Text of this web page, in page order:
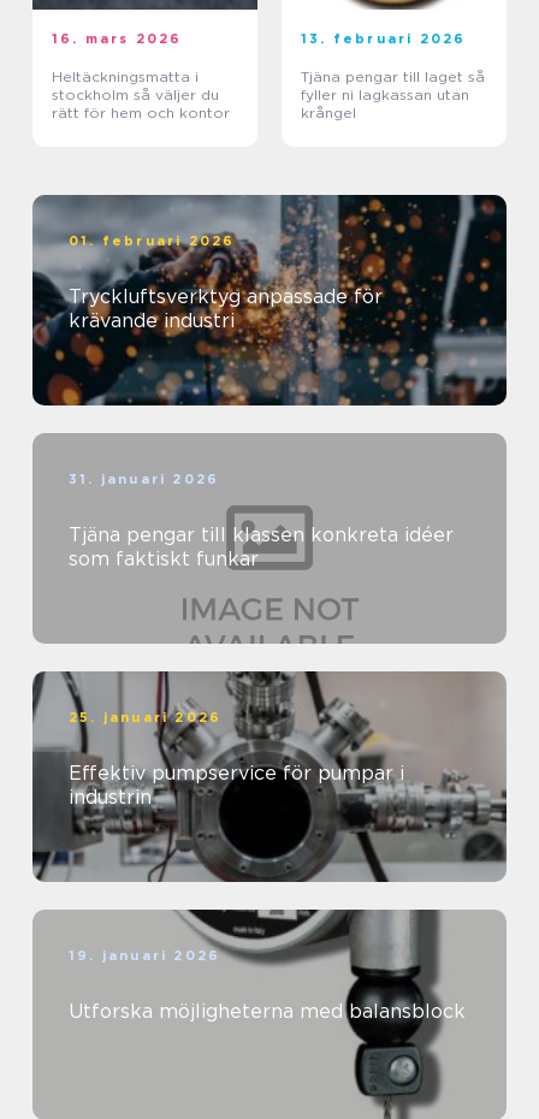
16. mars 2026
Heltäckningsmatta i
stockholm så väljer du
rätt för hem och kontor
13. februari 2026
Tjäna pengar till laget så
fyller ni lagkassan utan
krångel
01. februari 2026
Tryckluftsverktyg anpassade för
krävande industri
31. januari 2026
Tjäna pengar till klassen konkreta idéer
som faktiskt funkar
25. januari 2026
Effektiv pumpservice för pumpar i
industrin
19. januari 2026
Utforska möjligheterna med balansblock